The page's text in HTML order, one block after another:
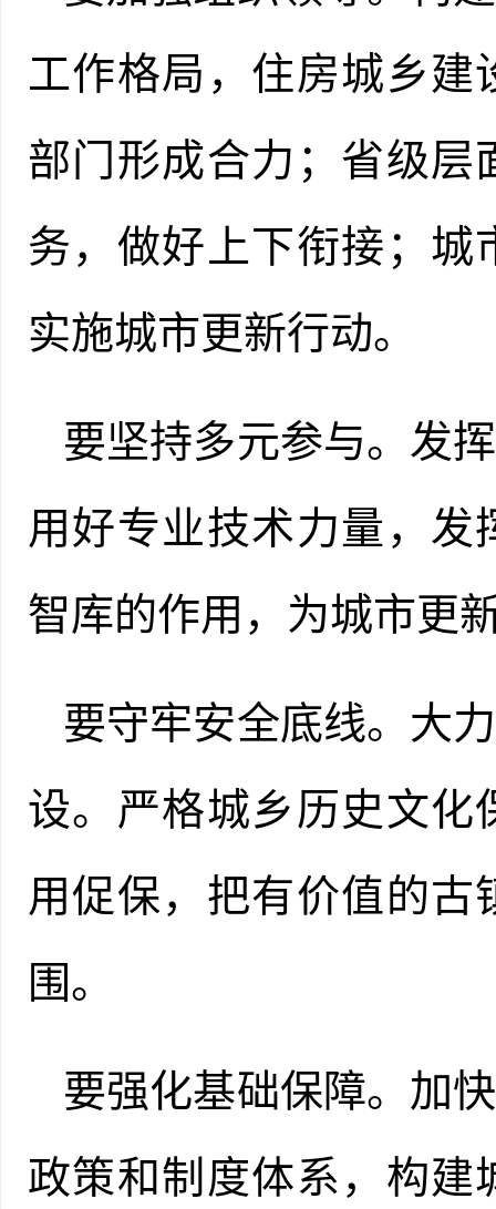
工作格局，住房城乡建
部门形成合力；省级层
务，做好上下衔接；城
实施城市更新行动。
要坚持多元参与。发
用好专业技术力量，
智库的作用，为城市更
要守牢安全底线。大
设。严格城乡历史文化
用促保，把有价值的
围。
要强化基础保障。加
政策和制度体系，构建